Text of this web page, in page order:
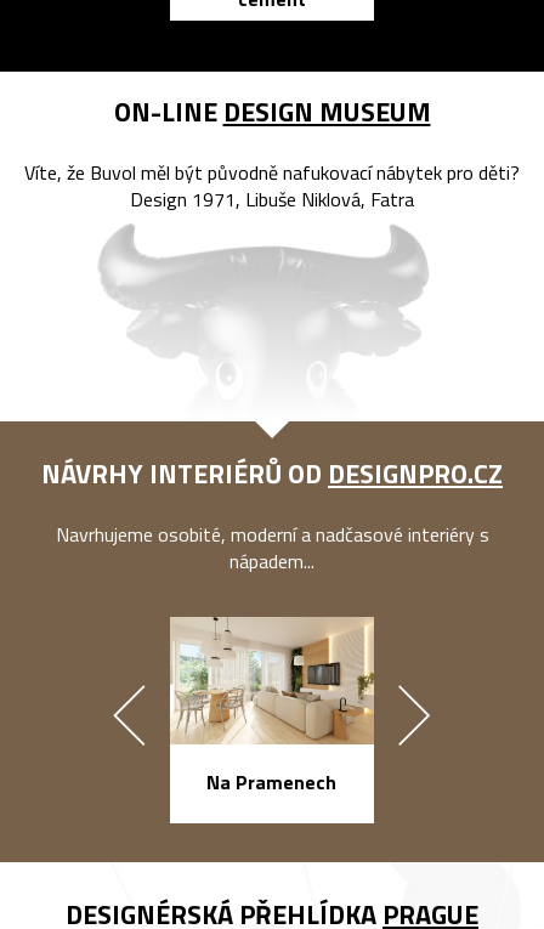
ON-LINE DESIGN MUSEUM
Víte, že Buvol měl být původně nafukovací nábytek pro děti?
Design 1971, Libuše Niklová, Fatra
NÁVRHY INTERIÉRŮ OD DESIGNPRO.CZ
Navrhujeme osobité, moderní a nadčasové interiéry s
nápadem...
Na Pramenech
DESIGNÉRSKÁ PŘEHLÍDKA PRAGUE